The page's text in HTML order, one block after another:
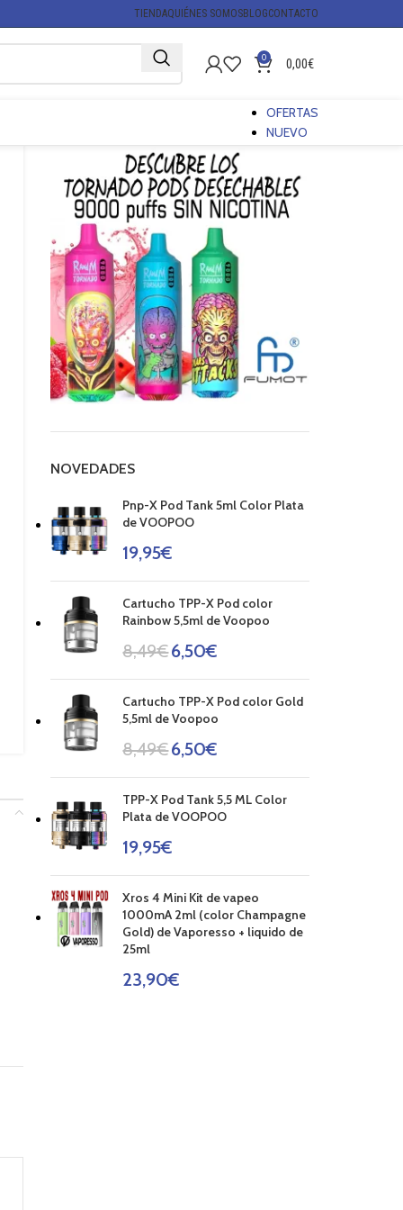
TIENDAQUIÉNES SOMOSBLOGCONTACTO
0 0,00€
OFERTAS
NUEVO
NOVEDADES
Pnp-X Pod Tank 5ml Color Plata
de VOOPOO
19,95€
Cartucho TPP-X Pod color
Rainbow 5,5ml de Voopoo
8,49€6,50€
Cartucho TPP-X Pod color Gold
5,5ml de Voopoo
8,49€6,50€
TPP-X Pod Tank 5,5 ML Color
Plata de VOOPOO
19,95€
Xros 4 Mini Kit de vapeo
1000mA 2ml (color Champagne
Gold) de Vaporesso + liquido de
25ml
23,90€